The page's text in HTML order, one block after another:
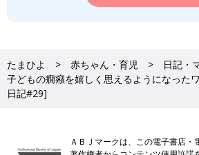
たまひよ 赤ちゃん・育児 日記・
子どもの癇癪を嬉しく思えるようになった
日記#29]
ＡＢＪマークは、この電子書店・